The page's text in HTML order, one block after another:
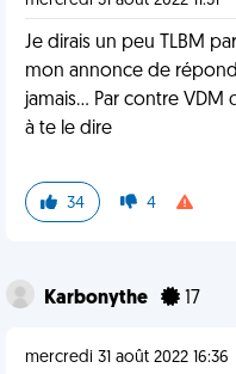
Je dirais un peu TLBM
mon annonce de
jamais... Par contre
à te le dire
34 4
Karbonythe 17
mercredi 31 août 2022 16:36